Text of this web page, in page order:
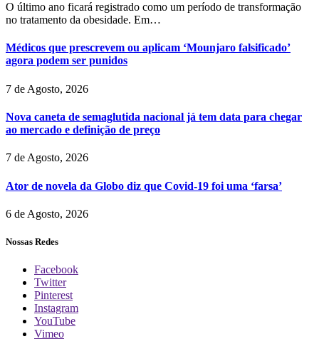
O último ano ficará registrado como um período de transformação
no tratamento da obesidade. Em…
Médicos que prescrevem ou aplicam ‘Mounjaro falsificado’
agora podem ser punidos
7 de Agosto, 2026
Nova caneta de semaglutida nacional já tem data para chegar
ao mercado e definição de preço
7 de Agosto, 2026
Ator de novela da Globo diz que Covid-19 foi uma ‘farsa’
6 de Agosto, 2026
Nossas Redes
Facebook
Twitter
Pinterest
Instagram
YouTube
Vimeo